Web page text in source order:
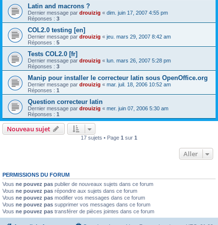
Latin and macrons ?
Dernier message par drouizig « dim. juin 17, 2007 4:55 pm
Réponses : 3
COL2.0 testing [en]
Dernier message par drouizig « jeu. mars 29, 2007 8:42 am
Réponses : 5
Tests COL2.0 [fr]
Dernier message par drouizig « lun. mars 26, 2007 5:28 pm
Réponses : 3
Manip pour installer le correcteur latin sous OpenOffice.org
Dernier message par drouizig « mar. juil. 18, 2006 10:52 am
Réponses : 1
Question correcteur latin
Dernier message par drouizig « mer. juin 07, 2006 5:30 am
Réponses : 1
Nouveau sujet
17 sujets • Page 1 sur 1
Aller
PERMISSIONS DU FORUM
Vous ne pouvez pas publier de nouveaux sujets dans ce forum
Vous ne pouvez pas répondre aux sujets dans ce forum
Vous ne pouvez pas modifier vos messages dans ce forum
Vous ne pouvez pas supprimer vos messages dans ce forum
Vous ne pouvez pas transférer de pièces jointes dans ce forum